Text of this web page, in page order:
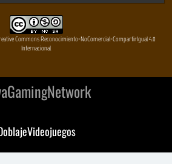
Commons Reconocimiento-NoComercial-CompartirIgual 4.0
Internacional